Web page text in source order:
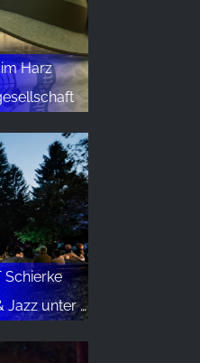
Harz
Schierke
alten Bäumen